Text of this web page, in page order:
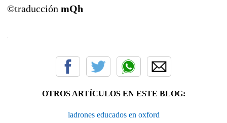
©traducción mQh
OTROS ARTÍCULOS EN ESTE BLOG:
ladrones educados en oxford